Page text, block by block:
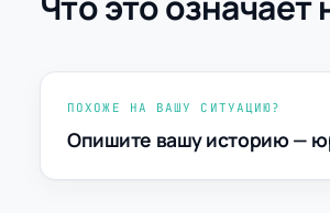
ПОХОЖЕ НА ВАШУ СИТУАЦИЮ?
Опишите вашу историю —